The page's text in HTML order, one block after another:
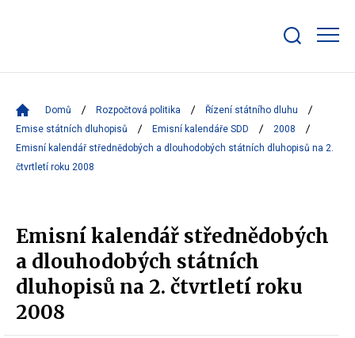
bar
Domů Rozpočtová politika
Řízení státního dluhu
Emise státních dluhopisů
Emisní kalendáře SDD
2008
Emisní kalendář střednědobých a dlouhodobých státních dluhopisů na 2.
čtvrtletí roku 2008
Emisní kalendář střednědobých
a dlouhodobých státních
dluhopisů na 2. čtvrtletí roku
2008